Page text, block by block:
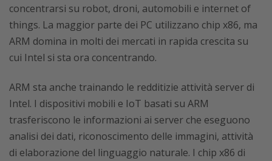
concentrarsi su robot, droni, automobili e internet of
things. La maggior parte dei PC utilizzano chip x86, ma
ARM domina in molti dei mercati in rapida crescita su
cui Intel si sta ora concentrando.
ARM sta anche trainando le redditizie attività server di
Intel. I dispositivi mobili e IoT basati su ARM
trasferiscono le informazioni ai server che eseguono
analisi dei dati, riconoscimento delle immagini, attività
di elaborazione del linguaggio naturale. I chip x86 di